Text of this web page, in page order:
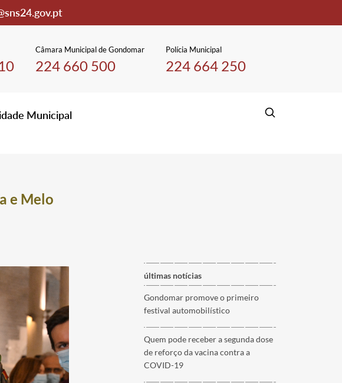
Câmara Municipal de Gondomar
224 660 500
Polícia Municipal
224 664 250
Municipal
e Melo
últimas notícias
Gondomar promove o primeiro
festival automobilístico
Quem pode receber a segunda dose
de reforço da vacina contra a
COVID-19